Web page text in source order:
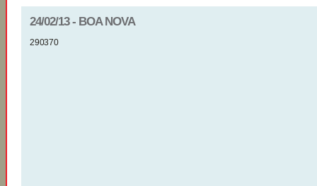
24/02/13 - BOA NOVA
290370